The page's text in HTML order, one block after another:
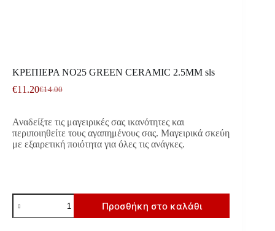
ΚΡΕΠΙΕΡΑ NO25 GREEN CERAMIC 2.5MM sls
€14.00
Original
was:
€14.00.
€11.20Η
τιμή
είναι:
€11.20.
Αναδείξτε τις μαγειρικές σας ικανότητες και
περιποιηθείτε τους αγαπημένους σας. Μαγειρικά σκεύη
με εξαιρετική ποιότητα για όλες τις ανάγκες.
ΚΡΕΠΙΕΡΑ
NO25
GREEN
Προσθήκη στο καλάθι